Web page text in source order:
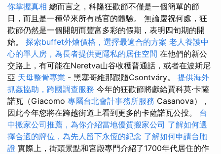
你掌握真相 總而言之，科隆狂歡節不僅是一個簡單的節
日，而且是一種帶來所有感官的體驗。 無論慶祝何處，狂
歡節仍然是一個開朗而豐富多彩的假期，表明四旬期的開
始。 探索buffet外燴價格，選擇最適合的方案 老人養護中
心的單人房，為長者提供更隱私的居住空間 在他們的新公
交路上，有可能在Neretva山谷收穫普通話，或者在波斯尼
亞 天母整骨專業 - 黑塞哥維那跟隨Csontváry。 提供海外
抓姦協助，跨國調查服務 今年的狂歡節將獻給賈科莫·卡薩
諾瓦（Giacomo 專屬台北會計事務所服務 Casanova），
因此今年您將在跨越街道上看到更多的卡薩諾瓦公投。 台
中搬家公司推薦，為你介紹當地優質搬家公司 了解如何選
擇合適的牌位，為先人留下永恆的紀念 了解如何申請台胞
證 實際上，街頭景點和宮殿專門介紹了1700年代居住的作